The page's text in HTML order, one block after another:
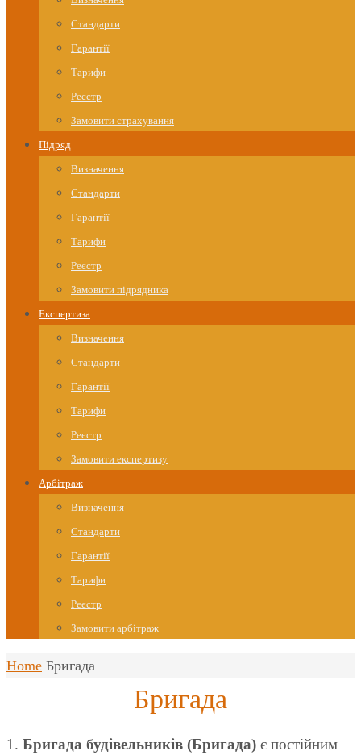
Стандарти
Гарантії
Тарифи
Реєстр
Замовити страхування
Підряд
Визначення
Стандарти
Гарантії
Тарифи
Реєстр
Замовити підрядника
Експертиза
Визначення
Стандарти
Гарантії
Тарифи
Реєстр
Замовити експертизу
Арбітраж
Визначення
Стандарти
Гарантії
Тарифи
Реєстр
Замовити арбітраж
Home Бригада
Бригада
1. Бригада будівельників (Бригада) є постійним